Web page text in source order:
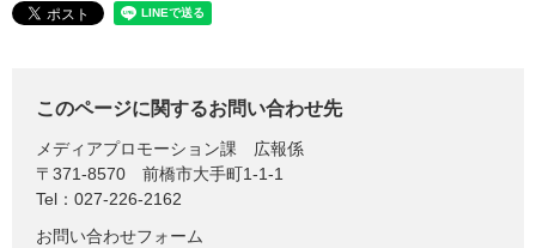
このページに関するお問い合わせ先
メディアプロモーション課
広報係
〒371-8570
前橋市大手町1-1-1
Tel：027-226-2162
お問い合わせフォーム